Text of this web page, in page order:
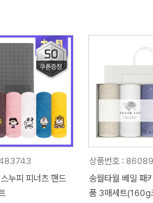
483743
누피 피너츠 핸드
상품번호 :
송월타월 베일 패
품 3매세트(160g